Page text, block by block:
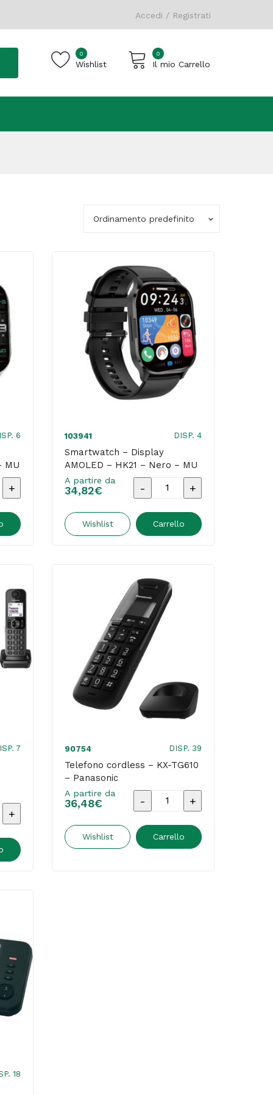
Accedi / Registrati
0
Wishlist
0
Il mio Carrello
Ordinamento predefinito
6
MU
103941 DISP. 4
Smartwatch – Display
AMOLED – HK21 – Nero – MU
A partire da
34,82€
Smartwatch
Display
HK21
-
Nero
-
MU
quantità
Wishlist Carrello
7 90754 DISP. 39
Telefono cordless – KX-TG610
– Panasonic
A partire da
36,48€
Telefono
-
Wishlist Carrello
18